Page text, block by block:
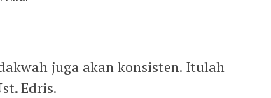
juga akan konsisten. Itulah
Edris.